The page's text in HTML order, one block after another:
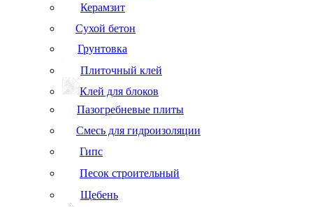
Керамзит
Сухой бетон
Грунтовка
Плиточный клей
Клей для блоков
Пазогребневые плиты
Смесь для гидроизоляции
Гипс
Песок строительный
Щебень